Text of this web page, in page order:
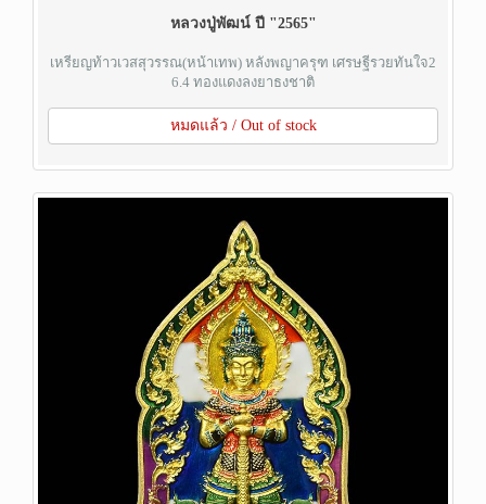
หลวงปู่พัฒน์ ปี "2565"
เหรียญท้าวเวสสุวรรณ(หน้าเทพ) หลังพญาครุฑ เศรษฐีรวยทันใจ2
6.4 ทองแดงลงยาธงชาติ
หมดแล้ว / Out of stock